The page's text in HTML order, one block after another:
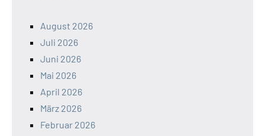
August 2026
Juli 2026
Juni 2026
Mai 2026
April 2026
März 2026
Februar 2026